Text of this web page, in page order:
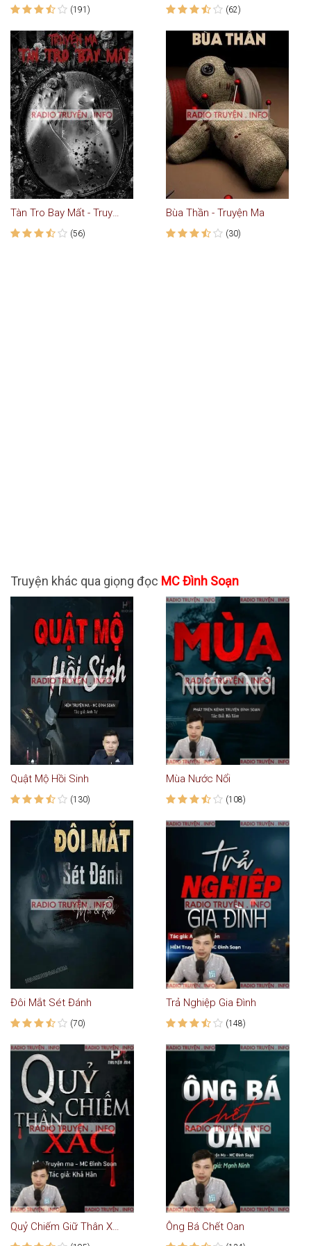
(191) (62)
Tàn Tro Bay Mất - Truyện Ma
(56)
Bùa Thần - Truyện Ma
(30)
Truyện khác qua giọng đọc MC Đình Soạn
Quật Mộ Hồi Sinh
(130)
Mùa Nước Nổi
(108)
Đôi Mắt Sét Đánh
(70)
Trả Nghiệp Gia Đình
(148)
Quỷ Chiếm Giữ Thân Xác Ông Bá Chết Oan